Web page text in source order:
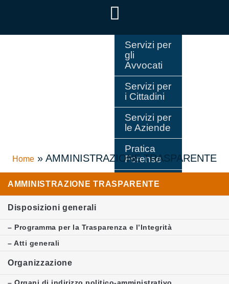
Servizi per
gli
Avvocati
Servizi per
i Cittadini
Servizi per
le Aziende
Pratica
Forense
Consiglio
dell’Ordine
Home » AMMINISTRAZIONE TRASPARENTE
AMMINISTRAZIONE TRASPARENTE
Disposizioni generali
– Programma per la Trasparenza e l’Integrità
– Atti generali
Organizzazione
– Organi di indirizzo politico-amministrativo